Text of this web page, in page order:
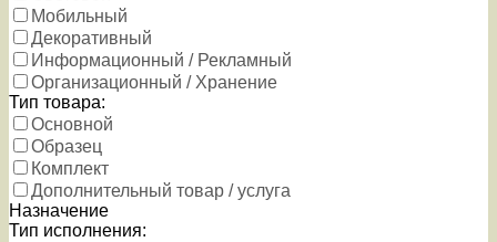
Мобильный
Декоративный
Информационный / Рекламный
Организационный / Хранение
Тип товара:
Основной
Образец
Комплект
Дополнительный товар / услуга
Назначение
Тип исполнения: